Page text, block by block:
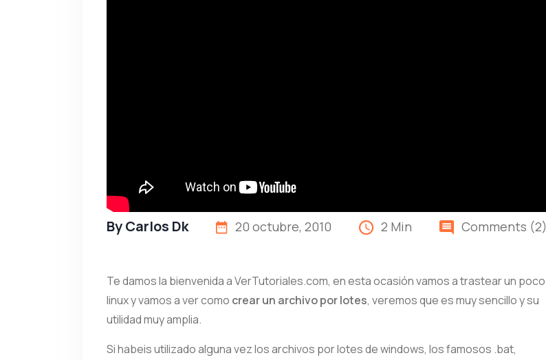
ByCarlos Dk 20 octubre, 2010 2 Min Comments (2)
Te damos la bienvenida a VerTutoriales.com, en esta ocasión vamos a trastear un poco
linux y vamos a ver como crear un archivo por lotes, veremos que es muy sencillo y su
utilidad muy amplia.
Si habeis utilizado alguna vez los archivos por lotes de windows, los famosos .bat,